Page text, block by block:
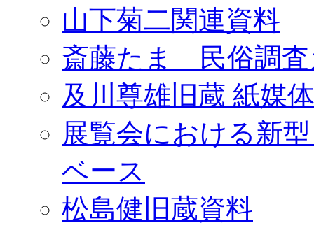
山下菊二関連資料
斎藤たま 民俗調査
及川尊雄旧蔵 紙媒
展覧会における新
ベース
松島健旧蔵資料